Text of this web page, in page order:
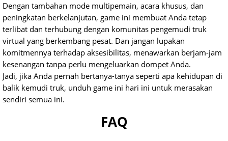
Dengan tambahan mode multipemain, acara khusus, dan
peningkatan berkelanjutan, game ini membuat Anda tetap
terlibat dan terhubung dengan komunitas pengemudi truk
virtual yang berkembang pesat. Dan jangan lupakan
komitmennya terhadap aksesibilitas, menawarkan berjam-jam
kesenangan tanpa perlu mengeluarkan dompet Anda.
Jadi, jika Anda pernah bertanya-tanya seperti apa kehidupan di
balik kemudi truk, unduh game ini hari ini untuk merasakan
sendiri semua ini.
FAQ